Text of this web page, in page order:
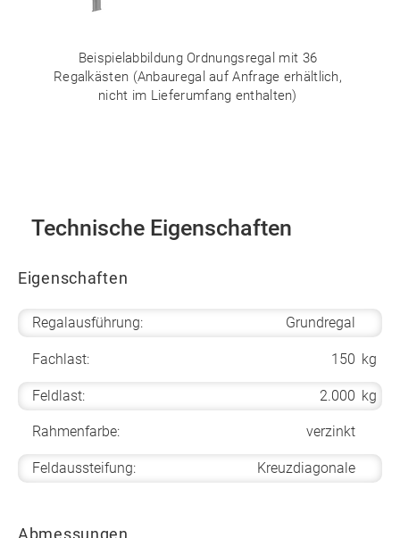
Beispielabbildung Ordnungsregal mit 36
Regalkästen (Anbauregal auf Anfrage erhältlich,
nicht im Lieferumfang enthalten)
Technische Eigenschaften
Eigenschaften
Regalausführung: Grundregal
Fachlast: 150 kg
Feldlast: 2.000 kg
Rahmenfarbe: verzinkt
Feldaussteifung: Kreuzdiagonale